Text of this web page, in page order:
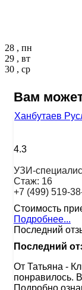
28 , пн
29 , вт
30 , ср
Вам
Ханбутаев
4.3
УЗИ-
Стаж: 16
+7 (499) 519-
Стоимость
Подробнее...
Последний
Последний
От Татьяна -
понравилось.
Подробно